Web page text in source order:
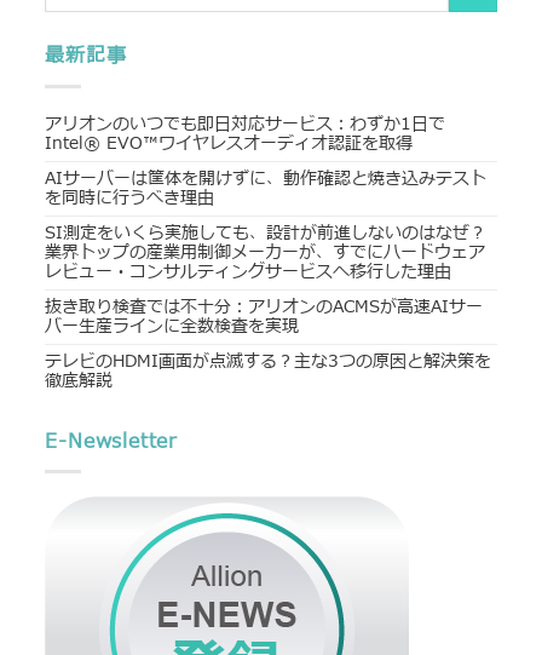
最新記事
アリオンのいつでも即日対応サービス：わずか1日で
Intel® EVO™ワイヤレスオーディオ認証を取得
AIサーバーは筐体を開けずに、動作確認と焼き込みテスト
を同時に行うべき理由
SI測定をいくら実施しても、設計が前進しないのはなぜ？
業界トップの産業用制御メーカーが、すでにハードウェア
レビュー・コンサルティングサービスへ移行した理由
抜き取り検査では不十分：アリオンのACMSが高速AIサー
バー生産ラインに全数検査を実現
テレビのHDMI画面が点滅する？主な3つの原因と解決策を
徹底解説
E-Newsletter